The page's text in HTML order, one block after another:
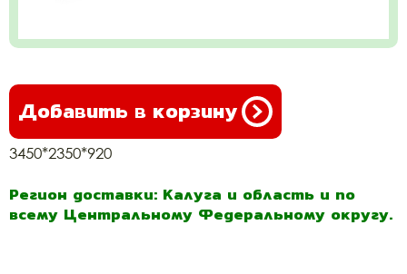
Добавить в корзину
3450*2350*920
Регион доставки: Калуга и область и по
всему Центральному Федеральному округу.